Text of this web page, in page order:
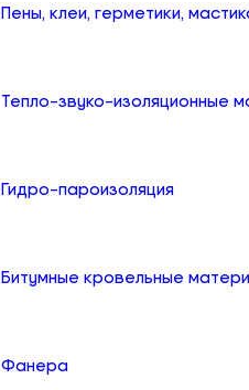
Пены, клеи, герметики,
Тепло-звуко-изоляционные
Гидро-пароизоляция
Битумные кровельные
Фанера